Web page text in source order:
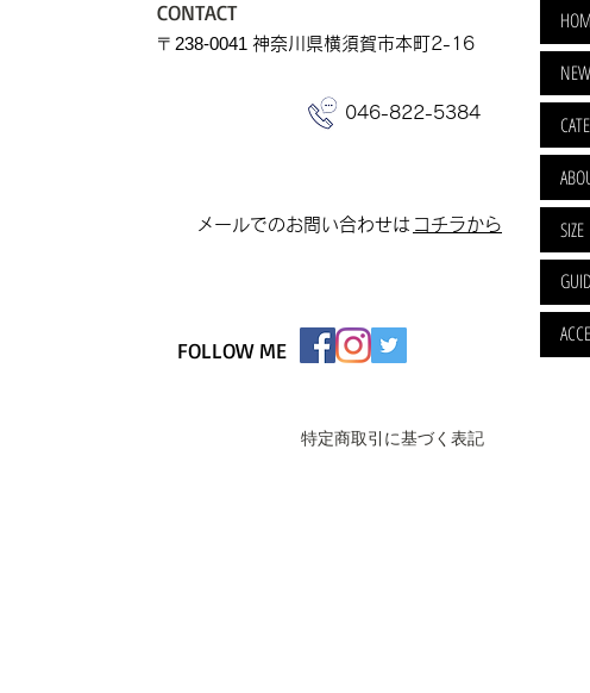
​メールでのお問い合わせは ​コチラから
046-822-5384
SIZE
CONTACT
​〒238-0041 神奈川県横須賀市本町2-16
FOLLOW ME
特定商取引に基づく表記